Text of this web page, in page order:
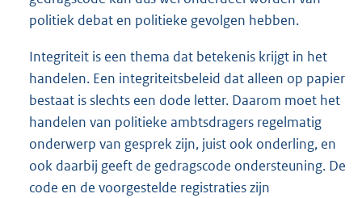
politiek debat en politieke gevolgen hebben.
Integriteit is een thema dat betekenis krijgt in het
handelen. Een integriteitsbeleid dat alleen op papier
bestaat is slechts een dode letter. Daarom moet het
handelen van politieke ambtsdragers regelmatig
onderwerp van gesprek zijn, juist ook onderling, en
ook daarbij geeft de gedragscode ondersteuning. De
code en de voorgestelde registraties zijn